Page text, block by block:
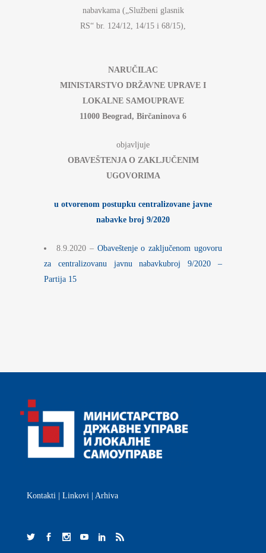
nabavkama („Službeni glasnik
RS“ br. 124/12, 14/15 i 68/15),
NARUČILAC
MINISTARSTVO DRŽAVNE UPRAVE I
LOKALNE SAMOUPRAVE
11000 Beograd, Birčaninova 6
objavljuje
OBAVEŠTENJA O ZAKLJUČENIM
UGOVORIMA
u otvorenom postupku centralizovane javne
nabavke broj 9/2020
8.9.2020 – Obaveštenje o zaključenom ugovoru
za centralizovanu javnu nabavkubroj 9/2020 –
Partija 15
Kontakti Linkovi Arhiva